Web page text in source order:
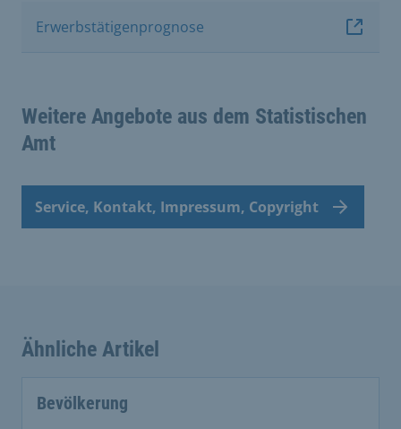
Erwerbstätigenprognose
Weitere Angebote aus dem Statistischen
Amt
Service, Kontakt, Impressum, Copyright
Ähnliche Artikel
Bevölkerung